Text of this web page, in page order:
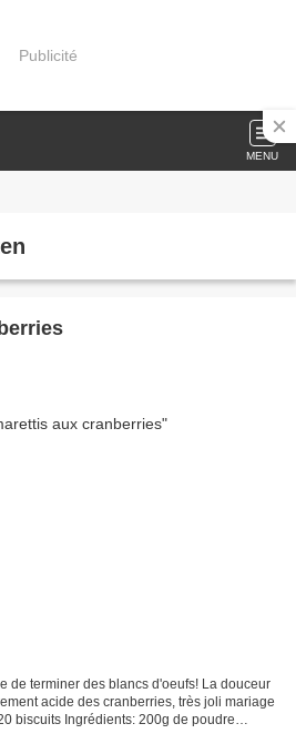
Publicité
MENU
de terminer des blancs d'oeufs! La douceur
acide des cranberries, très joli mariage
biscuits Ingrédients: 200g de poudre